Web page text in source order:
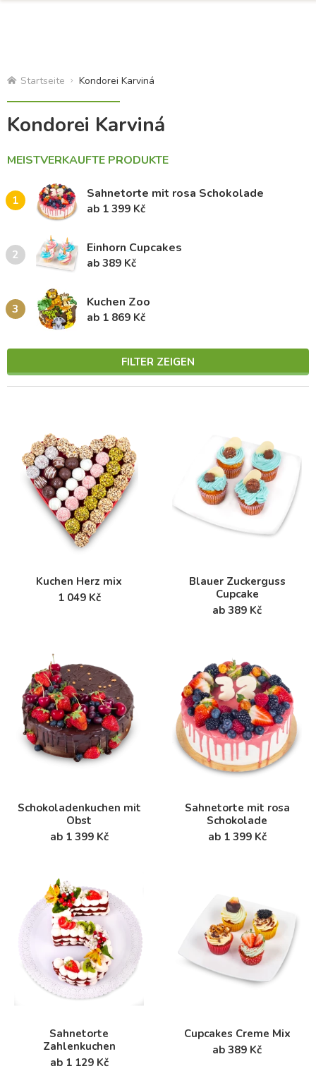
Startseite Kondorei Karviná
Kondorei Karviná
MEISTVERKAUFTE PRODUKTE
1 Sahnetorte mit rosa Schokolade
ab 1 399 Kč
2 Einhorn Cupcakes
ab 389 Kč
3 Kuchen Zoo
ab 1 869 Kč
FILTER ZEIGEN
Kuchen Herz mix
1 049 Kč
Blauer Zuckerguss
Cupcake
ab 389 Kč
Schokoladenkuchen mit
Obst
ab 1 399 Kč
Sahnetorte mit rosa
Schokolade
ab 1 399 Kč
Sahnetorte
Zahlenkuchen
ab 1 129 Kč
Cupcakes Creme Mix
ab 389 Kč